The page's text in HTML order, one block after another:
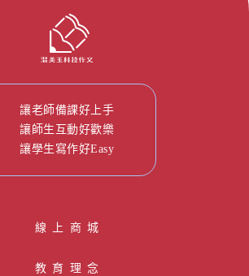
讓老師備課好上手
讓師生互動好歡樂
讓學生寫作好Easy
線 上 商 城
教育理念